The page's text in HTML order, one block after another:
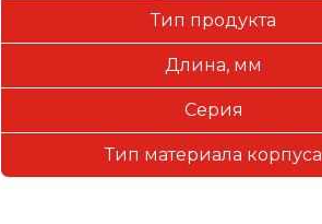
Тип продукта
Длина, мм
Серия
Тип материала корпуса